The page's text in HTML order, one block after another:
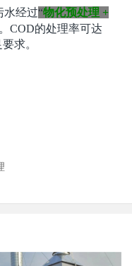
水经过“物化预处理 +
COD的处理率可达
求。